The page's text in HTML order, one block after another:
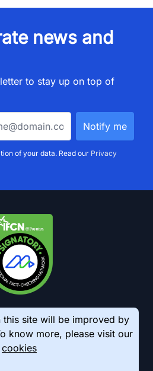
news and
to stay up on top of
of your data. Read our Privacy
this site will be improved by
know more, please visit our
cookies
All Rights Reserved